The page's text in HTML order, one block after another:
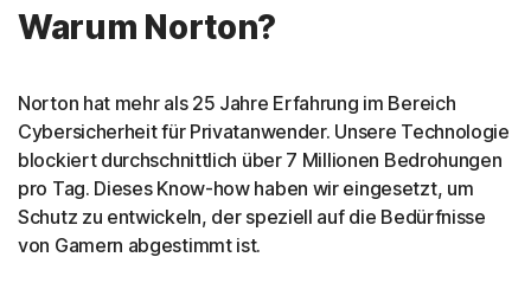
Warum Norton?
Norton hat mehr als 25 Jahre Erfahrung im Bereich
Cybersicherheit für Privatanwender. Unsere Technologie
blockiert durchschnittlich über 7 Millionen Bedrohungen
pro Tag. Dieses Know-how haben wir eingesetzt, um
Schutz zu entwickeln, der speziell auf die Bedürfnisse
von Gamern abgestimmt ist.